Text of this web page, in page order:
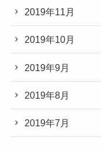
2019年11月
2019年10月
2019年9月
2019年8月
2019年7月